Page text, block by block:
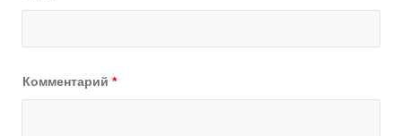
Комментарий *